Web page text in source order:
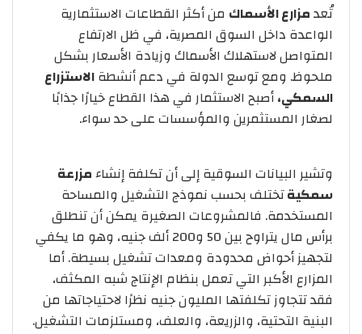
تُعدمزارع الأسماك من أكثر القطاعات الاستثمارية
الواعدة داخل السوق المصرية، في ظل الارتفاع
المتواصل لاستهلاك الأسماك وزيادة الأسعار بشكل
ملحوظ. ومع توسع الدولة في دعم أنشطةالاستزراع
السمكي،أصبح الاستثمار في هذا القطاع خيارًا جذابًا
لصغار المستثمرين والمؤسسات على حد سواء.
وتشير البيانات السوقية إلى أن تكلفة إنشاءمزرعة
سمكيةتختلف بحسب نموذج التشغيل والمساحة
المستخدمة. فالمشروعات الصغيرة يمكن أن تنطلق
برأس مال يتراوح بين 50 و200 ألف جنيه، وهو ما يكفي
لتجهيز أحواض محدودة ومعدات تشغيل بسيطة. أما
المزارع الأكبر التي تعمل بنظام الإنتاج شبه المكثف،
فقد تتجاوز تكلفتها المليون جنيه نظرًا لاحتياجاتها من
البنية التحتية، والزريعة، والعلف، ومستلزمات التشغيل.